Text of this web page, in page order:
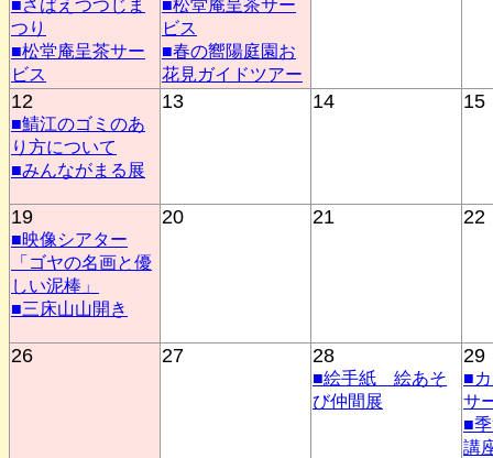
■さばえつつじま
つり
■松堂庵呈茶サー
ビス
■松堂庵呈茶サー
ビス
■春の嚮陽庭園お
花見ガイドツアー
12
■鯖江のゴミのあ
り方について
■みんながまる展
13 14 15
19
■映像シアター
「ゴヤの名画と優
しい泥棒」
■三床山山開き
20 21 22
26 27 28
■絵手紙 絵あそ
び仲間展
29
■
サ
■
講